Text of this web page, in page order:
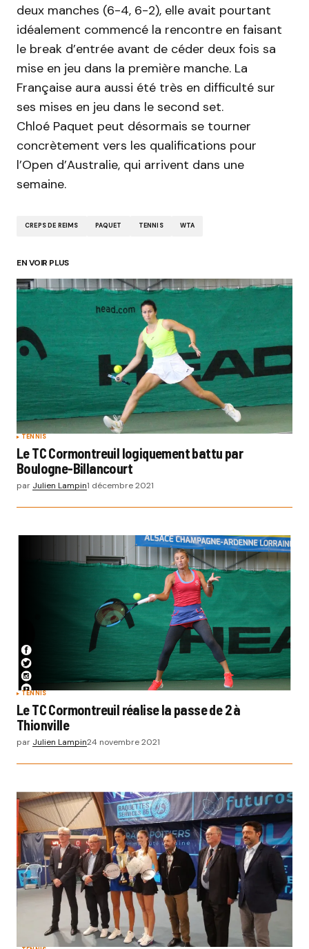
deux manches (6-4, 6-2), elle avait pourtant
idéalement commencé la rencontre en faisant
le break d’entrée avant de céder deux fois sa
mise en jeu dans la première manche. La
Française aura aussi été très en difficulté sur
ses mises en jeu dans le second set.
Chloé Paquet peut désormais se tourner
concrètement vers les qualifications pour
l’Open d’Australie, qui arrivent dans une
semaine.
CREPS DE REIMS PAQUET TENNIS WTA
EN VOIR PLUS
TENNIS
Le TC Cormontreuil logiquement battu par
Boulogne-Billancourt
par Julien Lampin1 décembre 2021
TENNIS
Le TC Cormontreuil réalise la passe de 2 à
Thionville
par Julien Lampin24 novembre 2021